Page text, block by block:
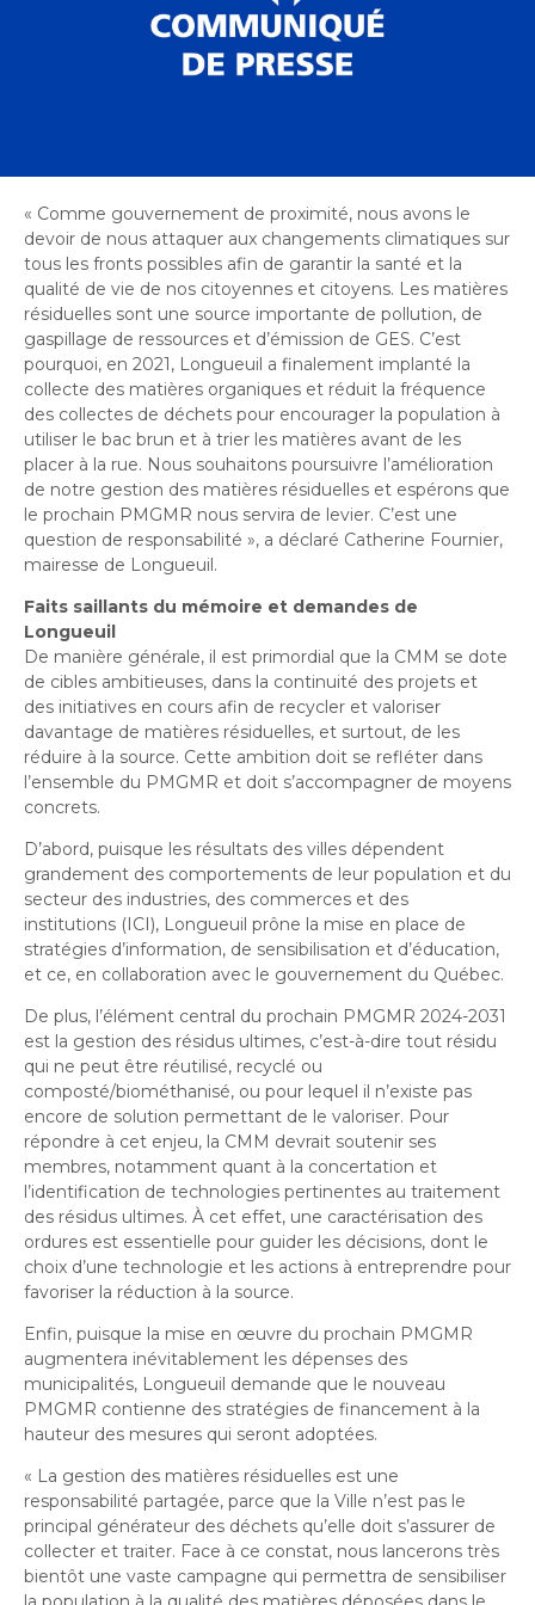
nouvelle
fenêtre
Bureau de l’éthique et de l’inspection
contractuelle
dans
une
nouvelle
Bureau protecteur citoyen
Bureau protecteur citoyen
Gouvernance et saine gestion
Office de participation publique de Longueuil
Office de participation publique de Longueuil
Ouvre
dans
une
nouvelle
fenêtre
Politiques municipales
Politiques municipales
Réclamations
Réclamations
Vérificatrice générale
Vérificatrice générale
« Comme gouvernement de proximité, nous avons le
devoir de nous attaquer aux changements climatiques sur
tous les fronts possibles afin de garantir la santé et la
qualité de vie de nos citoyennes et citoyens. Les matières
résiduelles sont une source importante de pollution, de
gaspillage de ressources et d’émission de GES. C’est
pourquoi, en 2021, Longueuil a finalement implanté la
collecte des matières organiques et réduit la fréquence
des collectes de déchets pour encourager la population à
utiliser le bac brun et à trier les matières avant de les
placer à la rue. Nous souhaitons poursuivre l’amélioration
de notre gestion des matières résiduelles et espérons que
le prochain PMGMR nous servira de levier. C’est une
question de responsabilité », a déclaré Catherine Fournier,
mairesse de Longueuil.
Faits saillants du mémoire et demandes de
Longueuil
De manière générale, il est primordial que la CMM se dote
de cibles ambitieuses, dans la continuité des projets et
des initiatives en cours afin de recycler et valoriser
davantage de matières résiduelles, et surtout, de les
réduire à la source. Cette ambition doit se refléter dans
l’ensemble du PMGMR et doit s’accompagner de moyens
concrets.
D’abord, puisque les résultats des villes dépendent
grandement des comportements de leur population et du
secteur des industries, des commerces et des
institutions (ICI), Longueuil prône la mise en place de
stratégies d’information, de sensibilisation et d’éducation,
et ce, en collaboration avec le gouvernement du Québec.
De plus, l’élément central du prochain PMGMR 2024-2031
est la gestion des résidus ultimes, c’est-à-dire tout résidu
qui ne peut être réutilisé, recyclé ou
composté/biométhanisé, ou pour lequel il n’existe pas
encore de solution permettant de le valoriser. Pour
répondre à cet enjeu, la CMM devrait soutenir ses
membres, notamment quant à la concertation et
l’identification de technologies pertinentes au traitement
des résidus ultimes. À cet effet, une caractérisation des
ordures est essentielle pour guider les décisions, dont le
choix d’une technologie et les actions à entreprendre pour
favoriser la réduction à la source.
Enfin, puisque la mise en œuvre du prochain PMGMR
augmentera inévitablement les dépenses des
municipalités, Longueuil demande que le nouveau
PMGMR contienne des stratégies de financement à la
hauteur des mesures qui seront adoptées.
« La gestion des matières résiduelles est une
responsabilité partagée, parce que la Ville n’est pas le
principal générateur des déchets qu’elle doit s’assurer de
collecter et traiter. Face à ce constat, nous lancerons très
bientôt une vaste campagne qui permettra de sensibiliser